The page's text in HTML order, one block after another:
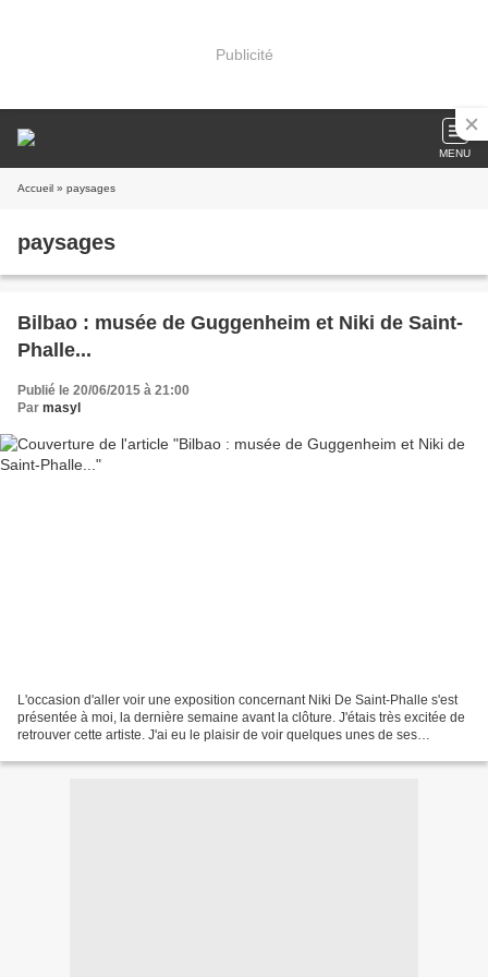
Publicité
MENU
Accueil » paysages
paysages
Bilbao : musée de Guggenheim et Niki de Saint-
Phalle...
Publié le 20/06/2015 à 21:00
Par masyl
L'occasion d'aller voir une exposition concernant Niki De Saint-Phalle s'est
présentée à moi, la dernière semaine avant la clôture. J'étais très excitée de
retrouver cette artiste. J'ai eu le plaisir de voir quelques unes de ses